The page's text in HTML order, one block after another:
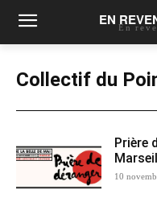
EN En
Collectif du
Prière
10